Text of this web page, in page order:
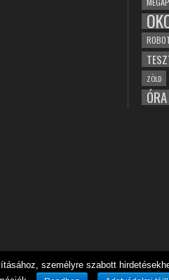
ZÖLD
ÓRA
személyre szabott